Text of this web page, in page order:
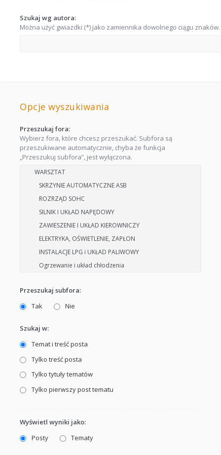
Szukaj wg autora:
Można użyć gwiazdki (*) jako zamiennika dowolnego ciągu znaków.
Opcje wyszukiwania
Przeszukaj fora:
Wybierz fora, które chcesz przeszukać. Subfora są
przeszukiwane automatycznie, chyba że funkcja
„Przeszukuj subfora”, jest wyłączona.
Przeszukaj subfora:
Tak
Nie
Szukaj w:
Temat i treść posta
Tylko treść posta
Tylko tytuły tematów
Tylko pierwszy post tematu
Wyświetl wyniki jako:
Posty
Tematy